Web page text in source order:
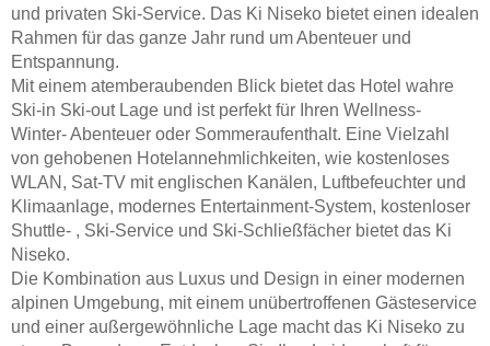
und privaten Ski-Service. Das Ki Niseko bietet einen idealen
Rahmen für das ganze Jahr rund um Abenteuer und
Entspannung.
Mit einem atemberaubenden Blick bietet das Hotel wahre
Ski-in Ski-out Lage und ist perfekt für Ihren Wellness-
Winter- Abenteuer oder Sommeraufenthalt. Eine Vielzahl
von gehobenen Hotelannehmlichkeiten, wie kostenloses
WLAN, Sat-TV mit englischen Kanälen, Luftbefeuchter und
Klimaanlage, modernes Entertainment-System, kostenloser
Shuttle- , Ski-Service und Ski-Schließfächer bietet das Ki
Niseko.
Die Kombination aus Luxus und Design in einer modernen
alpinen Umgebung, mit einem unübertroffenen Gästeservice
und einer außergewöhnliche Lage macht das Ki Niseko zu